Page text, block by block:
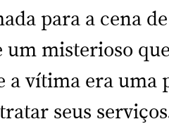
para a cena
misterioso
a vítima era uma
seus